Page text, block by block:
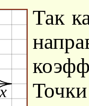
Так